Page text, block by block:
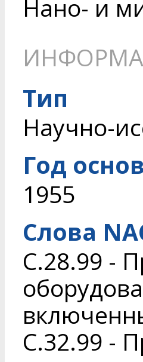
Нано- и
Тип
Научно-
Год
1955
Слова
C.28.99 -
C.32.99 -